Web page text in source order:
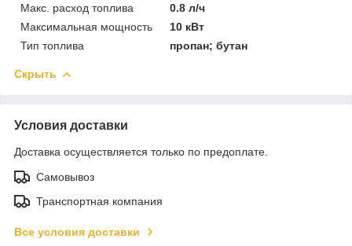
Макс. расход топлива
0.8 л/ч
Максимальная мощность
10 кВт
Тип топлива
пропан; бутан
Скрыть
Условия доставки
Доставка осуществляется только по предоплате.
Самовывоз
Транспортная компания
Все условия доставки